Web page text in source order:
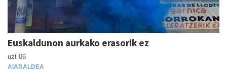
Euskaldunon aurkako erasorik ez
uzt 06
AIARALDEA